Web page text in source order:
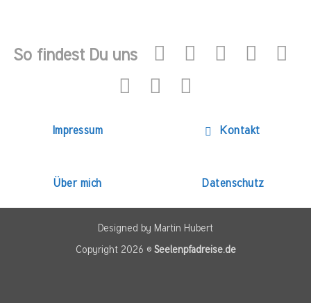
So findest Du uns
Impressum Kontakt
Über mich Datenschutz
Designed by Martin Hubert
Copyright 2026 ©Seelenpfadreise.de